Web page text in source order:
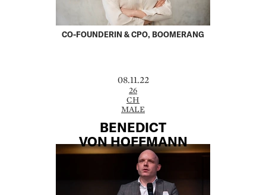
CO-FOUNDERIN & CPO, BOOMERANG
08.11.22
26
CH
MALE
BENEDICT
VON HOFFMANN